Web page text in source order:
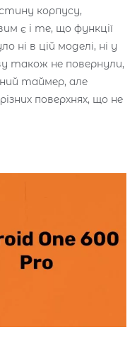
корпусу,
є і те, що функції
ні в цій моделі, ні у
також не повернули,
таймер, але
поверхнях, що не